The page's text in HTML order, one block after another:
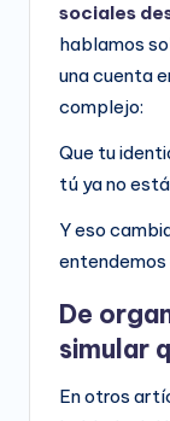
sociales
hablamos
una cuenta
complejo:
Que tu
tú ya no
Y eso
entendemos
De
simular
En otros